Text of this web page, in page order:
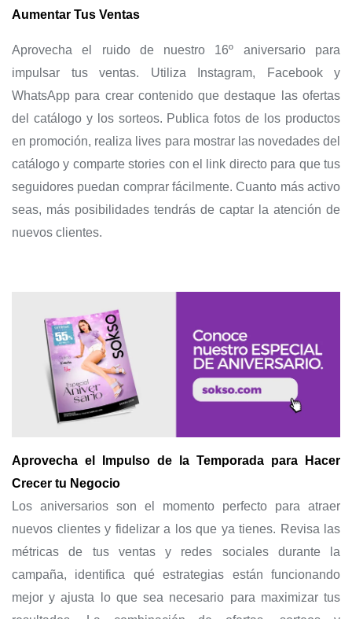
Aumentar Tus Ventas
Aprovecha el ruido de nuestro 16º aniversario para
impulsar tus ventas. Utiliza Instagram, Facebook y
WhatsApp para crear contenido que destaque las ofertas
del catálogo y los sorteos. Publica fotos de los productos
en promoción, realiza lives para mostrar las novedades del
catálogo y comparte stories con el link directo para que tus
seguidores puedan comprar fácilmente. Cuanto más activo
seas, más posibilidades tendrás de captar la atención de
nuevos clientes.
Aprovecha el Impulso de la Temporada para Hacer
Crecer tu Negocio
Los aniversarios son el momento perfecto para atraer
nuevos clientes y fidelizar a los que ya tienes. Revisa las
métricas de tus ventas y redes sociales durante la
campaña, identifica qué estrategias están funcionando
mejor y ajusta lo que sea necesario para maximizar tus